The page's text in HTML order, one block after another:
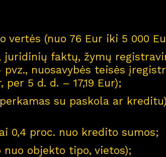
vertės (nuo 76 Eur iki 5 000
faktų, žymų
nuosavybės teisės
5 d. d. – 17,19 Eur);
su paskola ar
0,4 proc. nuo kredito sumos;
objekto tipo, vietos);